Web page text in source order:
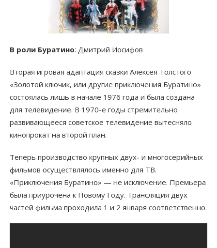
В роли Буратино: Дмитрий Иосифов
Вторая игровая адаптация сказки Алексея Толстого
«Золотой ключик, или другие приключения Буратино»
состоялась лишь в начале 1976 года и была создана
для телевидение. В 1970-е годы стремительно
развивающееся советское телевидение вытесняло
кинопрокат на второй план.
Теперь производство крупных двух- и многосерийных
фильмов осуществлялось именно для ТВ.
«Приключения Буратино» — не исключение. Премьера
была приурочена к Новому Году. Трансляция двух
частей фильма проходила 1 и 2 января соответственно.